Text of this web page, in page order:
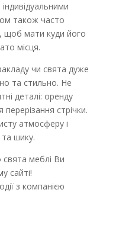
також часто
щоб мати куди його
місця.
чи свята дуже
та стильно. Не
деталі: оренду
стрічки.
атмосферу і
та шику.
свята меблі Ви
сайті!
з компанією